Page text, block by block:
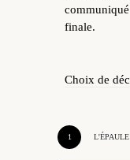
finale.
Choix de
1 L'ÉPAULE